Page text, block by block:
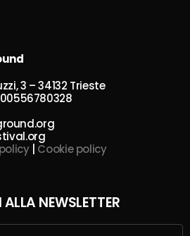
3 – 34132 Trieste
| Cookie policy
NEWSLETTER